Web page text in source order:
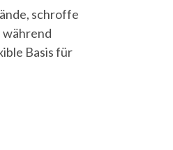
schroffe
während
Basis für